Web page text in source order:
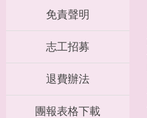
免責聲明
志工招募
退費辦法
團報表格下載